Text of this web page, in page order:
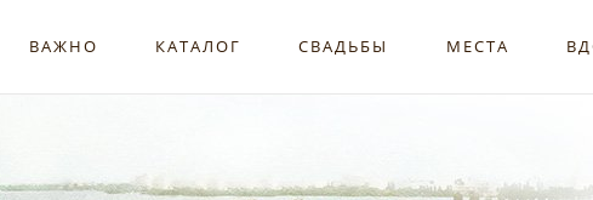
ВАЖНО КАТАЛОГ СВАДЬБЫ МЕСТА